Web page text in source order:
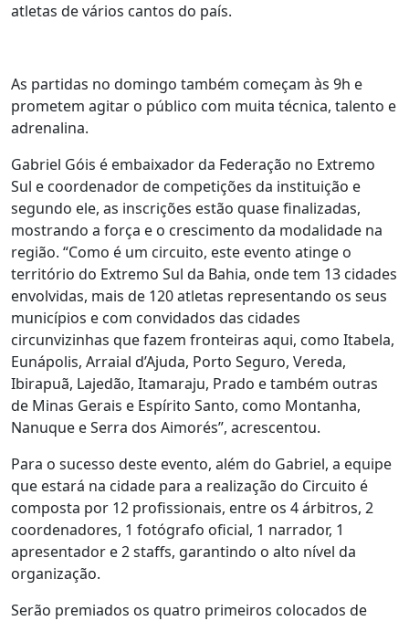
atletas de vários cantos do país.
As partidas no domingo também começam às 9h e
prometem agitar o público com muita técnica, talento e
adrenalina.
Gabriel Góis é embaixador da Federação no Extremo
Sul e coordenador de competições da instituição e
segundo ele, as inscrições estão quase finalizadas,
mostrando a força e o crescimento da modalidade na
região. “Como é um circuito, este evento atinge o
território do Extremo Sul da Bahia, onde tem 13 cidades
envolvidas, mais de 120 atletas representando os seus
municípios e com convidados das cidades
circunvizinhas que fazem fronteiras aqui, como Itabela,
Eunápolis, Arraial d’Ajuda, Porto Seguro, Vereda,
Ibirapuã, Lajedão, Itamaraju, Prado e também outras
de Minas Gerais e Espírito Santo, como Montanha,
Nanuque e Serra dos Aimorés”, acrescentou.
Para o sucesso deste evento, além do Gabriel, a equipe
que estará na cidade para a realização do Circuito é
composta por 12 profissionais, entre os 4 árbitros, 2
coordenadores, 1 fotógrafo oficial, 1 narrador, 1
apresentador e 2 staffs, garantindo o alto nível da
organização.
Serão premiados os quatro primeiros colocados de